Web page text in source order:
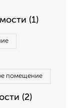
(1)
помещение
(2)